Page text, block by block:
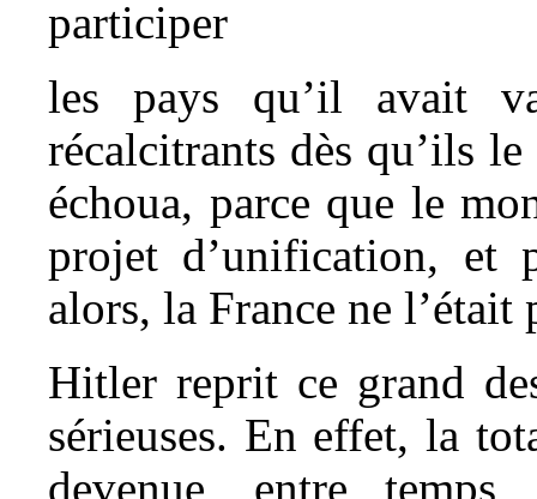
participer
les pays qu’il avait
récalcitrants dès qu’ils
échoua, parce que le
projet d’unification, et
alors, la France ne l’était
Hitler reprit ce grand
sérieuses. En effet, la
devenue, entre